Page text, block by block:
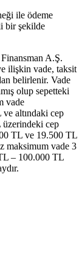
ile ödeme
bir şekilde
A.Ş.
ilişkin vade, taksit
belirlenir. Vade
olup sepetteki
vade
altındaki cep
üzerindeki cep
TL ve 19.500 TL
maksimum vade 3
– 100.000 TL